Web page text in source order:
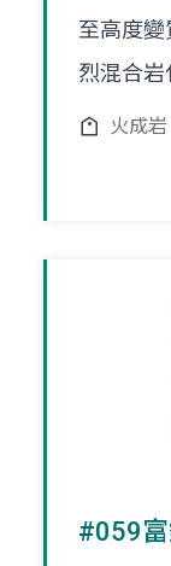
至高度
烈混合岩
火成岩
#059